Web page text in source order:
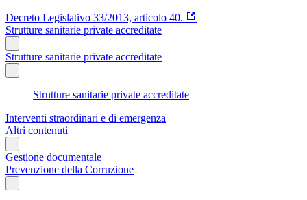
Decreto Legislativo 33/2013, articolo 40.
Strutture sanitarie private accreditate
Strutture sanitarie private accreditate
Strutture sanitarie private accreditate
Interventi straordinari e di emergenza
Altri contenuti
Gestione documentale
Prevenzione della Corruzione